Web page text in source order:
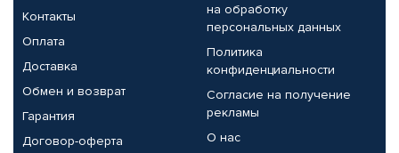
Контакты
Оплата
Доставка
Обмен и возврат
Гарантия
Договор-оферта
на обработку
персональных данных
Политика
конфиденциальности
Согласие на получение
рекламы
О нас